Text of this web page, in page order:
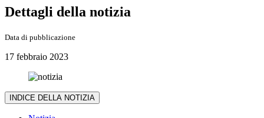
Dettagli della notizia
Data di pubblicazione
17 febbraio 2023
INDICE DELLA NOTIZIA